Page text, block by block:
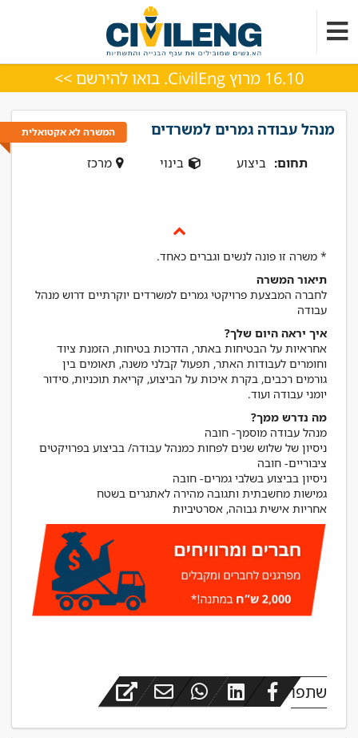
16.10 מרוץ CivilEng. בואו להירשם >>
המשרה לא אקטואלית מנהל עבודה גמרים למשרדים
תחום: ביצוע בינוי מרכז
* משרה זו פונה לנשים וגברים כאחד.
תיאור המשרה
לחברה המבצעת פרויקטי גמרים למשרדים יוקרתיים דרוש מנהל
עבודה
איך יראה היום שלך?
אחראיות על הבטיחות באתר, הדרכות בטיחות, הזמנת ציוד
וחומרים לעבודות האתר, תפעול קבלני משנה, תאומים בין
גורמים רכבים, בקרת איכות על הביצוע, קריאת תוכניות, סידור
יומני עבודה ועוד.
מה נדרש ממך?
ניסיון של שלוש שנים לפחות כמנהל עבודה/ בביצוע בפרויקטים
אחריות אישית גבוהה, אסרטיביות
שתפו